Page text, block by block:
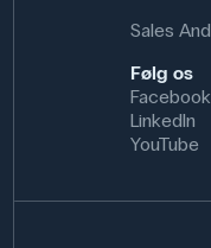
Sales
Følg os
Facebook
LinkedIn
YouTube